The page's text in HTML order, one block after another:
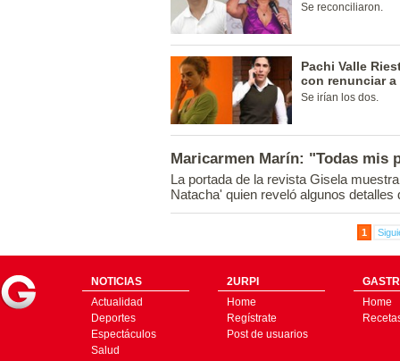
Se reconciliaron.
Pachi Valle
con renunciar
Se irían los dos.
Maricarmen Marín: "Todas mis
La portada de la revista Gisela
Natacha' quien reveló algunos detalles
1
NOTICIAS
Actualidad
Deportes
Espectáculos
Salud
2URPI
Home
Regístrate
Post de usuarios
Home